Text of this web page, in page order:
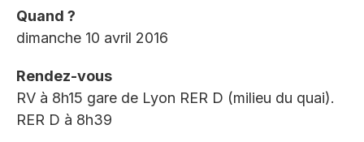
Quand ?
dimanche 10 avril 2016
Rendez-vous
RV à 8h15 gare de Lyon RER D (milieu du quai).
RER D à 8h39